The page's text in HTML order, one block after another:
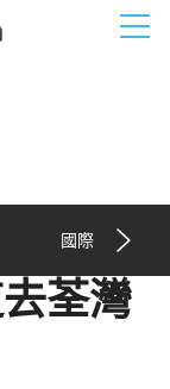
國際
荃灣